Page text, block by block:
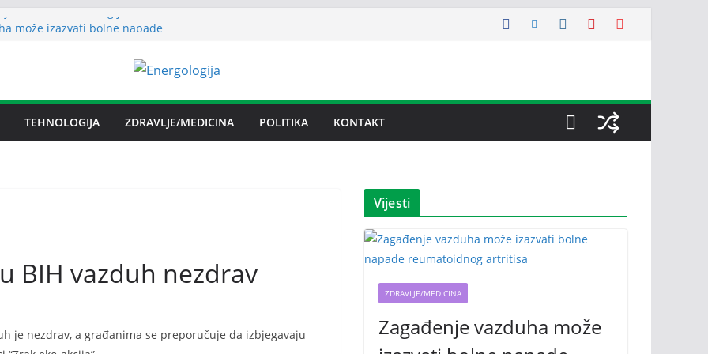
električnom energijom stabilno
Zenica: moguće donošenje odluke
spor RiTE Ugljevik i Elektrogospodarstva
TEHNOLOGIJA ZDRAVLJE/MEDICINA POLITIKA KONTAKT
BIH vazduh nezdrav
je nezdrav, a građanima se preporučuje da izbjegavaju
Vijesti
ZDRAVLJE/MEDICINA
Zagađenje vazduha može